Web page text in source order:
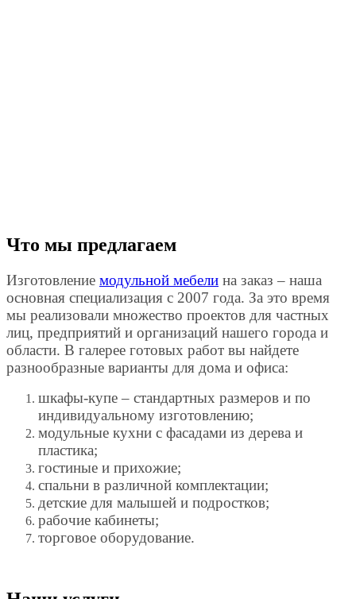
Что мы предлагаем
Изготовление модульной мебели на заказ – наша
основная специализация с 2007 года. За это время
мы реализовали множество проектов для частных
лиц, предприятий и организаций нашего города и
области. В галерее готовых работ вы найдете
разнообразные варианты для дома и офиса:
шкафы-купе – стандартных размеров и по
индивидуальному изготовлению;
модульные кухни с фасадами из дерева и
пластика;
гостиные и прихожие;
спальни в различной комплектации;
детские для малышей и подростков;
рабочие кабинеты;
торговое оборудование.